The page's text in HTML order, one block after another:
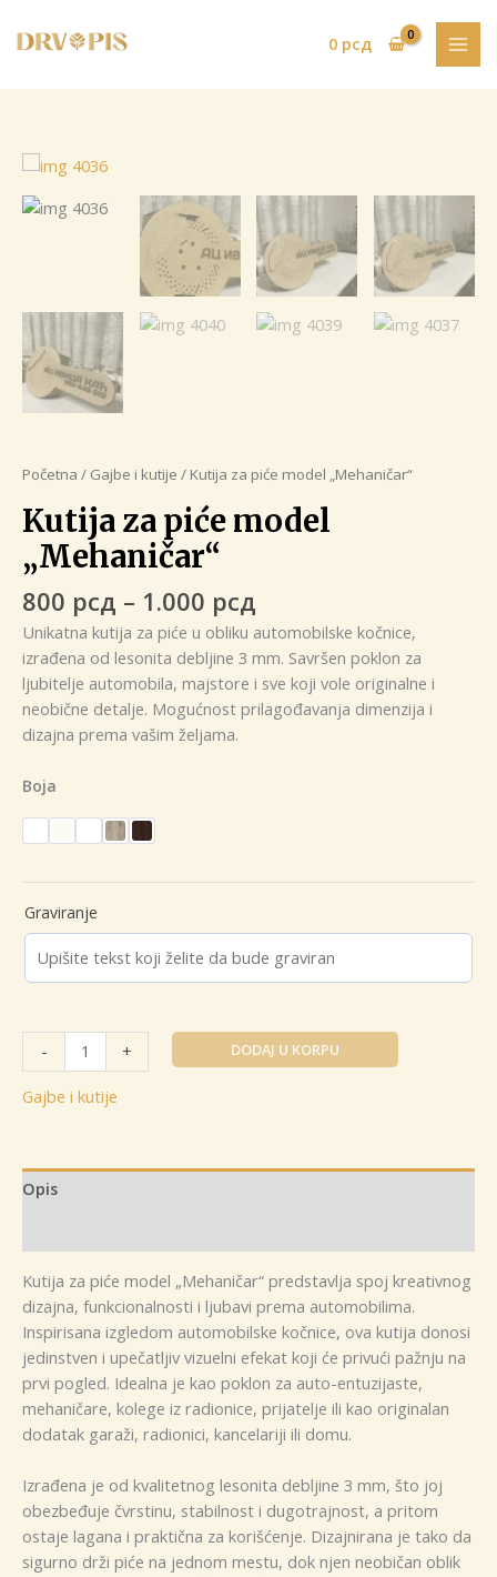
0 рсд
Početna / Gajbe i kutije / Kutija za piće model „Mehaničar“
Kutija za piće model
„Mehaničar“
800 рсд – 1.000 рсд
cena:
od
800 рсд
do
1.000 рсд
Unikatna kutija za piće u obliku automobilske kočnice,
izrađena od lesonita debljine 3 mm. Savršen poklon za
ljubitelje automobila, majstore i sve koji vole originalne i
neobične detalje. Mogućnost prilagođavanja dimenzija i
dizajna prema vašim željama.
Boja
Graviranje
-
za
piće
količina
+ DODAJ U KORPU
Gajbe i kutije
Opis
Kutija za piće model „Mehaničar“ predstavlja spoj kreativnog
dizajna, funkcionalnosti i ljubavi prema automobilima.
Inspirisana izgledom automobilske kočnice, ova kutija donosi
jedinstven i upečatljiv vizuelni efekat koji će privući pažnju na
prvi pogled. Idealna je kao poklon za auto-entuzijaste,
mehaničare, kolege iz radionice, prijatelje ili kao originalan
dodatak garaži, radionici, kancelariji ili domu.
Izrađena je od kvalitetnog lesonita debljine 3 mm, što joj
obezbeđuje čvrstinu, stabilnost i dugotrajnost, a pritom
ostaje lagana i praktična za korišćenje. Dizajnirana je tako da
sigurno drži piće na jednom mestu, dok njen neobičan oblik